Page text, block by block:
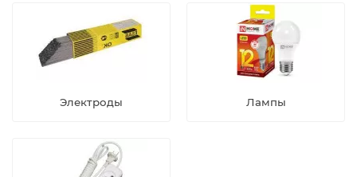
Электроды Лампы